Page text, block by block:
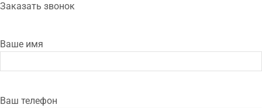
Заказать звонок
Ваше имя
Ваш телефон